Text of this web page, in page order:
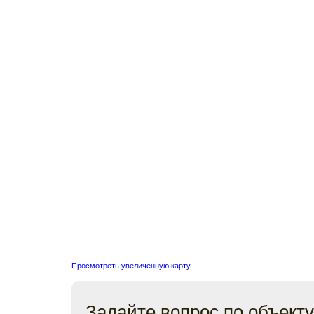
Просмотреть увеличенную карту